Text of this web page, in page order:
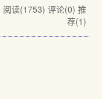
阅读(1753) 评论(0) 推
荐(1)